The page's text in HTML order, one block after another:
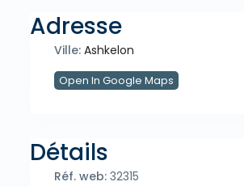
Adresse
Ville: Ashkelon
Open In Google Maps
Détails
Réf. web: 32315